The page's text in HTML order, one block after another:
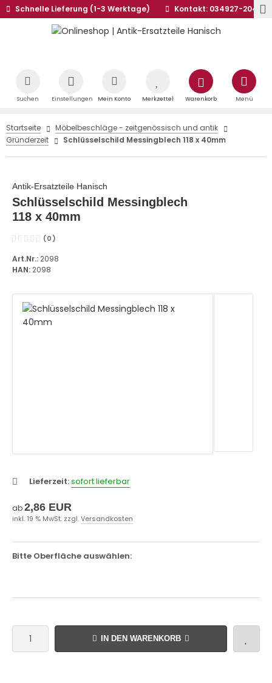
Schnelle Lieferung (1-3 Werktage) Kontakt: 034927-20441
Suchen Einstellungen Mein Konto Merkzettel Warenkorb Menü
Startseite
Möbelbeschläge - zeitgenössisch und antik
Gründerzeit
Schlüsselschild Messingblech 118 x 40mm
Antik-Ersatzteile Hanisch
Schlüsselschild Messingblech
118 x 40mm
(0)
Art.Nr.: 2098
HAN: 2098
Lieferzeit:sofort lieferbar
ab2,86 EUR
inkl. 19 % MwSt. zzgl.Versandkosten
Bitte Oberfläche auswählen:
IN DEN WARENKORB